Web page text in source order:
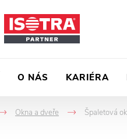
O NÁS KARIÉRA
->
Okna a dveře
->
Špaletová